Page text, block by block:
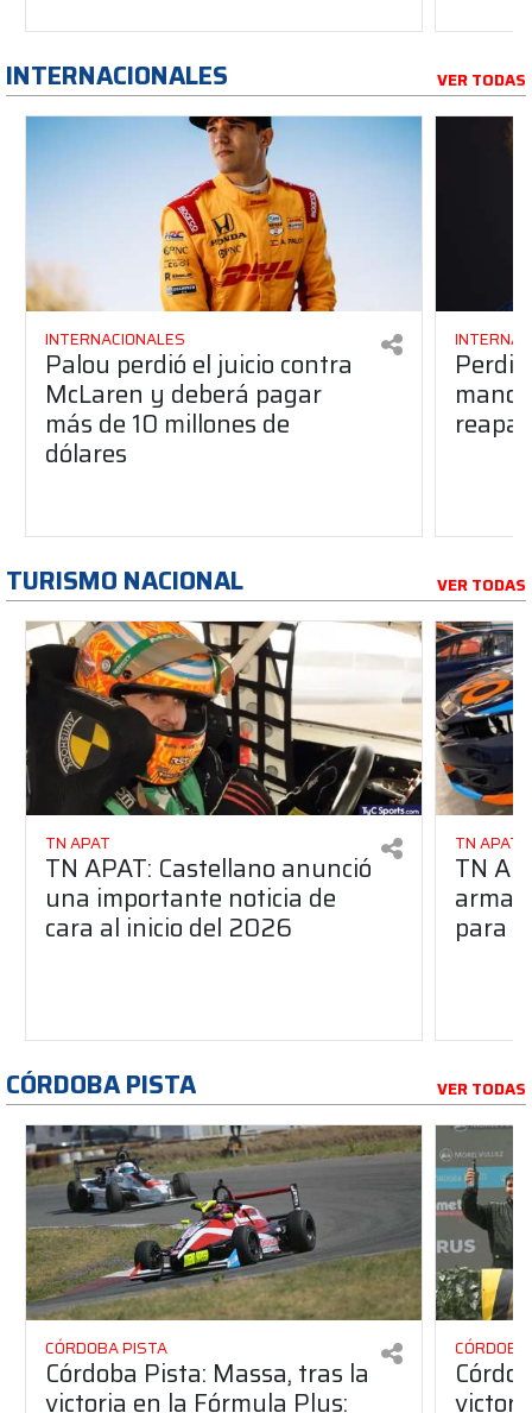
INTERNACIONALES VER TODAS
INTERNACIONALES
Palou perdió el juicio contra
McLaren y deberá pagar
más de 10 millones de
dólares
TURISMO NACIONAL VER TODAS
TN APAT
TN APAT: Castellano anunció
una importante noticia de
cara al inicio del 2026
TN APAT
TN
para
CÓRDOBA PISTA VER TODAS
CÓRDOBA PISTA
Córdoba Pista: Massa, tras la
victoria en la Fórmula Plus: